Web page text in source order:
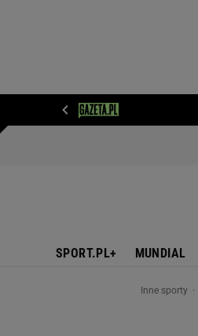
SPORT.PL+ MUNDIAL
Inne sporty